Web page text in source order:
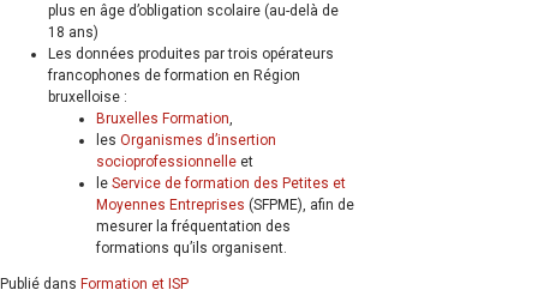
plus en âge d’obligation scolaire (au-delà de
18 ans)
Les données produites par trois opérateurs
francophones de formation en Région
bruxelloise :
Bruxelles Formation,
les Organismes d’insertion
socioprofessionnelle et
le Service de formation des Petites et
Moyennes Entreprises (SFPME), afin de
mesurer la fréquentation des
formations qu’ils organisent.
Publié dans Formation et ISP